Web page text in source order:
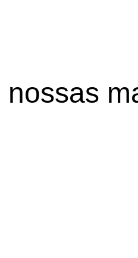
nossas